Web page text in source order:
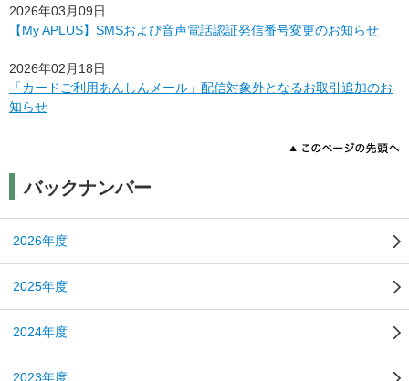
2026年03月09日
【My APLUS】SMSおよび音声電話認証発信番号変更のお知らせ
2026年02月18日
「カードご利用あんしんメール」配信対象外となるお取引追加のお
知らせ
バックナンバー
2026年度
2025年度
2024年度
2023年度